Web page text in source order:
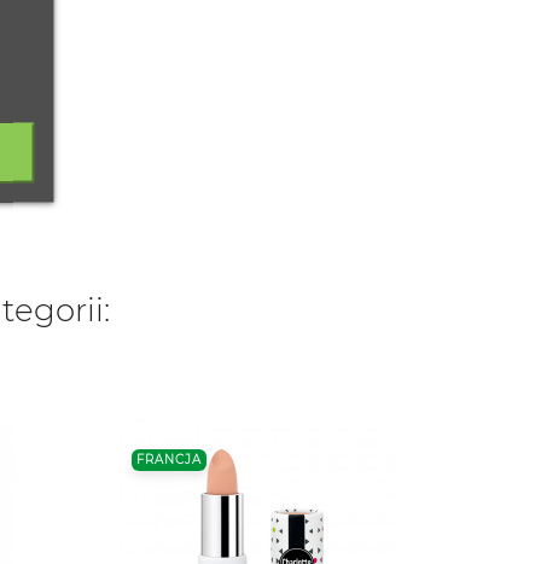
FRANCJA